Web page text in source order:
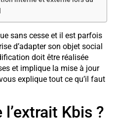
sans cesse et il est parfois
d’adapter son objet social
doit être réalisée
et implique la mise à jour
explique tout ce qu’il faut
l’extrait Kbis ?